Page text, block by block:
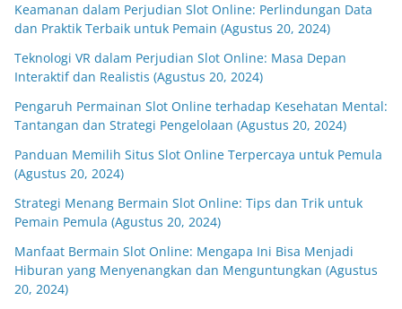
Keamanan dalam Perjudian Slot Online: Perlindungan Data
dan Praktik Terbaik untuk Pemain (Agustus 20, 2024)
Teknologi VR dalam Perjudian Slot Online: Masa Depan
Interaktif dan Realistis (Agustus 20, 2024)
Pengaruh Permainan Slot Online terhadap Kesehatan Mental:
Tantangan dan Strategi Pengelolaan (Agustus 20, 2024)
Panduan Memilih Situs Slot Online Terpercaya untuk Pemula
(Agustus 20, 2024)
Strategi Menang Bermain Slot Online: Tips dan Trik untuk
Pemain Pemula (Agustus 20, 2024)
Manfaat Bermain Slot Online: Mengapa Ini Bisa Menjadi
Hiburan yang Menyenangkan dan Menguntungkan (Agustus
20, 2024)